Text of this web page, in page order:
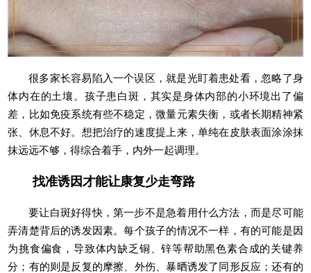
很多家长容易陷入一个误区，就是光盯着患处看，忽略了身
体内在的土壤。孩子患白斑，其实是身体内部的小环境出了偏
差，比如免疫系统有些不稳定，微量元素失衡，或者长期精神紧
张、休息不好。想把治疗的速度提上来，单纯在皮肤表面涂涂抹
抹远远不够，得综合着手，内外一起调理。
找准诱因才能让康复少走弯路
要让白斑好得快，第一步不是急着用什么方法，而是尽可能
弄清楚背后的诱发因素。每个孩子的情况不一样，有的可能是因
为挑食偏食，导致体内缺乏铜、锌等帮助黑色素合成的关键养
分；有的则是反复的摩擦、外伤、暴晒诱发了同形反应；还有的